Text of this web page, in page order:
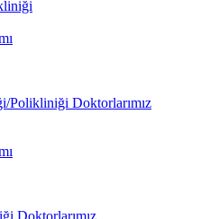
Doktorlarımız
Doktorlarımız